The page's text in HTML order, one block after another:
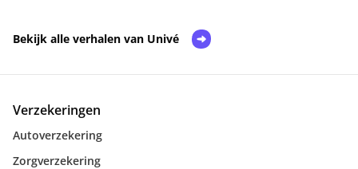
Bekijk alle verhalen van Univé
Verzekeringen
Autoverzekering
Zorgverzekering